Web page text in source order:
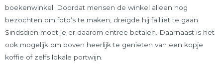
boekenwinkel. Doordat mensen de winkel alleen nog
bezochten om foto’s te maken, dreigde hij failliet te gaan.
Sindsdien moet je er daarom entree betalen. Daarnaast is het
ook mogelijk om boven heerlijk te genieten van een kopje
koffie of zelfs lokale portwijn.